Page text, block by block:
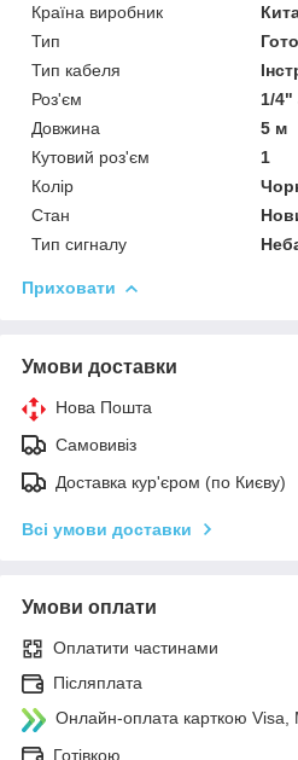
Країна виробник
Тип
Тип кабеля
Роз'єм
1/4"
Довжина
5 м
Кутовий роз'єм
1
Колір
Стан
Тип сигналу
Приховати
Умови доставки
Нова Пошта
Самовивіз
Доставка кур'єром (по Києву)
Всі умови доставки
Умови оплати
Оплатити частинами
Післяплата
Онлайн-оплата карткою Visa,
Готівкою